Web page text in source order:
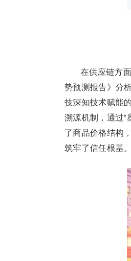
在供应链方
势预测报告》分
技深知技术赋能
溯源机制，通过“
了商品价格结构
筑牢了信任根基。